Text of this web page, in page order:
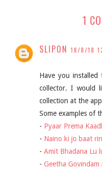
1
SLIPON 18/8/18
Have you
collector. I would
collection at the
Some examples of
- Pyaar Prema
- Naino ki jo baat
- Amit Bhadana Lu
- Geetha